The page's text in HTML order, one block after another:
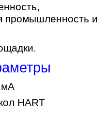
промышленность и
мА
HART